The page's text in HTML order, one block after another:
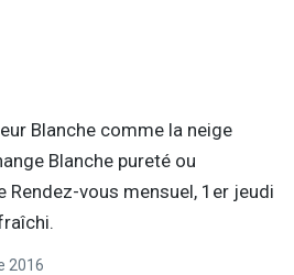
Blanche comme la neige
Blanche pureté ou
Rendez-vous mensuel, 1er jeudi
2016